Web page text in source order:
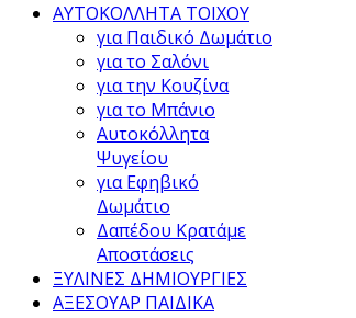
ΑΥΤΟΚΟΛΛΗΤΑ ΤΟΙΧΟΥ
για Παιδικό Δωμάτιο
για το Σαλόνι
για την Κουζίνα
για το Μπάνιο
Αυτοκόλλητα
Ψυγείου
για Εφηβικό
Δωμάτιο
Δαπέδου Κρατάμε
Αποστάσεις
ΞΥΛΙΝΕΣ ΔΗΜΙΟΥΡΓΙΕΣ
ΑΞΕΣΟΥΑΡ ΠΑΙΔΙΚΑ